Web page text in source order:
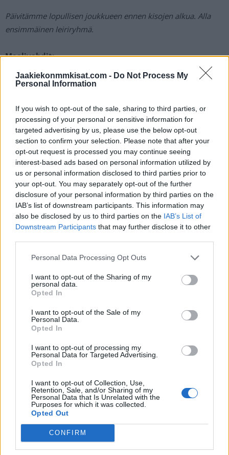
Jaakiekonmmkisat.com - Do Not Process My
Personal Information
If you wish to opt-out of the sale, sharing to third parties, or
processing of your personal or sensitive information for
targeted advertising by us, please use the below opt-out
section to confirm your selection. Please note that after your
opt-out request is processed you may continue seeing
interest-based ads based on personal information utilized by
us or personal information disclosed to third parties prior to
your opt-out. You may separately opt-out of the further
disclosure of your personal information by third parties on the
IAB’s list of downstream participants. This information may
also be disclosed by us to third parties on the IAB’s List of
Downstream Participants that may further disclose it to other
Personal Data Processing Opt Outs
I want to opt-out of the Sharing of my
personal data.
Opted In
I want to opt-out of the Sale of my
Personal Data.
Opted In
I want to opt-out of processing my
Personal Data for Targeted Advertising.
Opted In
I want to opt-out of Collection, Use,
Retention, Sale, and/or Sharing of my
Personal Data that Is Unrelated with the
Purposes for which it was collected.
Opted Out
CONFIRM
Päivitämme lopullisen joukkueen ennen kisojen alkua. Alla
ensimmäinen leiriryhmä.
Maalivahdit:
Kim Saarinen, HPK
Puolustajat:
Onni Amhamdi, Pelicans
Aron Kiviharju, HIFK
Jesper Kotajärvi, Tappara
Veikka Mononen, KalPa
Daniel Nieminen, Pelicans
Niklas Nykyri, HIFK
Sebastian Soini, Ilves
Hyökkääjät:
Juho Keinänen, Jokerit
Anton Kettunen, Pelicans